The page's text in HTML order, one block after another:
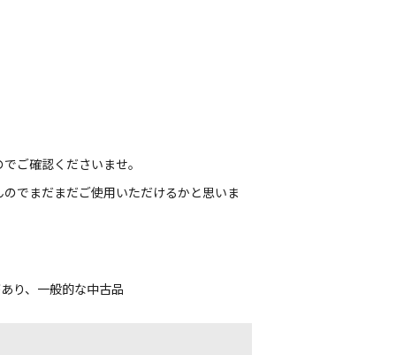
ご確認くださいませ。
でまだまだご使用いただけるかと思いま
り、一般的な中古品